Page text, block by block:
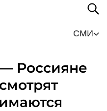
СМИ
Россияне